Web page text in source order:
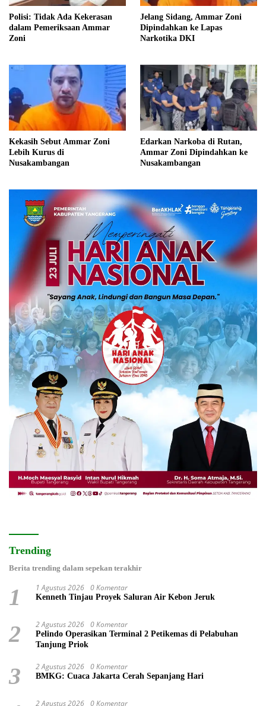
Polisi: Tidak Ada Kekerasan
dalam Pemeriksaan Ammar
Zoni
Jelang Sidang, Ammar Zoni
Dipindahkan ke Lapas
Narkotika DKI
Kekasih Sebut Ammar Zoni
Lebih Kurus di
Nusakambangan
Edarkan Narkoba di Rutan,
Ammar Zoni Dipindahkan ke
Nusakambangan
Trending
Berita trending dalam sepekan terakhir
1 1 Agustus 2026 0 Komentar
Kenneth Tinjau Proyek Saluran Air Kebon Jeruk
2 2 Agustus 2026 0 Komentar
Pelindo Operasikan Terminal 2 Petikemas di Pelabuhan
Tanjung Priok
3 2 Agustus 2026 0 Komentar
BMKG: Cuaca Jakarta Cerah Sepanjang Hari
2 Agustus 2026 0 Komentar